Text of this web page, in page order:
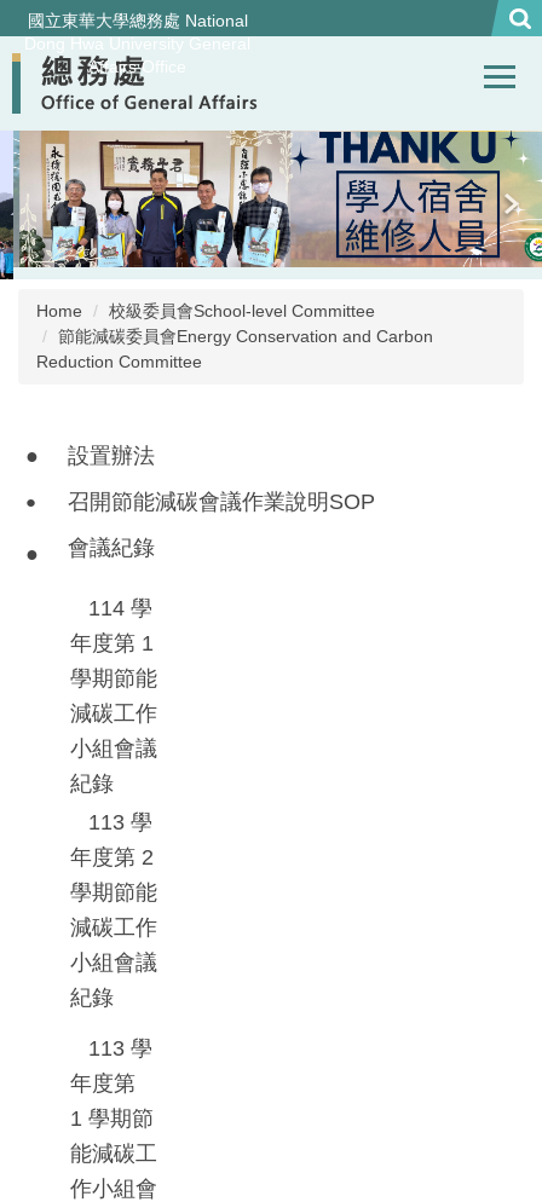
Jump
to
the
main
content
block
國立東華大學總務處 National
Dong Hwa University General
Affairs Office
Home
校級委員會School-level Committee
節能減碳委員會Energy Conservation and Carbon
Reduction Committee
● 設置辦法
● 召開節能減碳會議作業說明SOP
● 會議紀錄
114 學
年度第 1
學期節能
減碳工作
小組會議
紀錄
113 學
年度第 2
學期節能
減碳工作
小組會議
紀錄
113 學
年度第
1 學期節
能減碳工
作小組會